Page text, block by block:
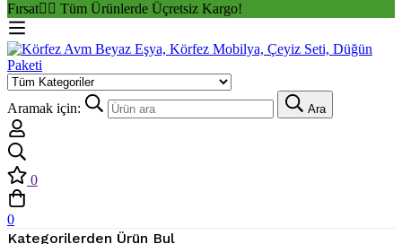
Fırsat✌🏼 Tüm Ürünlerde Üçretsiz Kargo!
Aramak için: Ara
0
0
Kategorilerden Ürün Bul